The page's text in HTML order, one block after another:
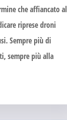
che affiancato al
riprese droni
Sempre più di
sempre più alla